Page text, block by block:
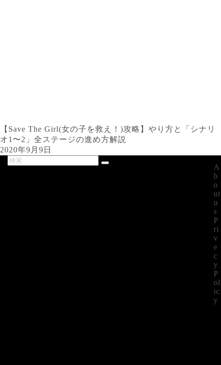
【Save The Girl(女の子を救え！)攻略】やり方と「シナリ
オ1〜2」全ステージの進め方解説
2020年9月9日
A
b
o
ut
u
s
P
ri
v
e
c
y
P
ol
ic
y